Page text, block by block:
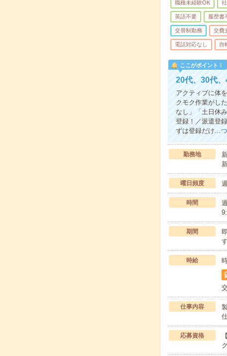
職種未経験OK
英語不要 履歴書
交替制勤務 交費
電話対応なし 自
ここがポイント！
20代、30代
アクティブに体
クモク作業がし
なし」「土日休
登録！／派遣登
ずは登録だけ…
勤務地
曜日頻度
時間
期間
時給
仕事内容
応募資格